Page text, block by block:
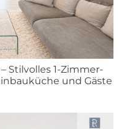
Stilvolles 1-Zimmer-
und Gäste